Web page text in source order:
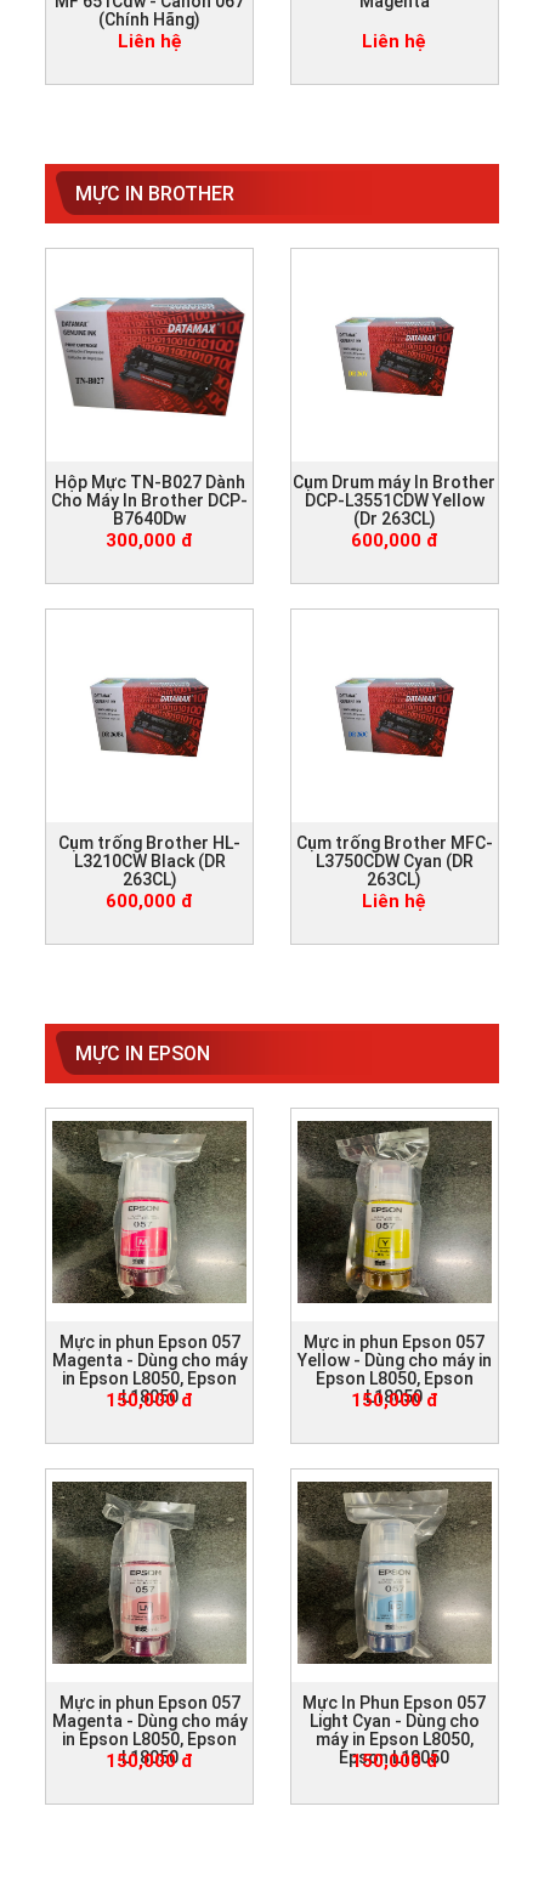
(Chính Hãng)
Liên hệ Liên hệ
MỰC IN BROTHER
Hộp Mực TN-B027 Dành
Cho Máy In Brother DCP-
B7640Dw
300,000 đ
Cụm Drum máy In Brother
DCP-L3551CDW Yellow
(Dr 263CL)
600,000 đ
Cụm trống Brother HL-
L3210CW Black (DR
263CL)
600,000 đ
Cụm trống Brother MFC-
L3750CDW Cyan (DR
263CL)
Liên hệ
MỰC IN EPSON
Mực in phun Epson 057
Magenta - Dùng cho máy
in Epson L8050, Epson
L18050
150,000 đ
Mực in phun Epson 057
Yellow - Dùng cho máy in
Epson L8050, Epson
L18050
150,000 đ
Mực in phun Epson 057
Magenta - Dùng cho máy
in Epson L8050, Epson
L18050
150,000 đ
Mực In Phun Epson 057
Light Cyan - Dùng cho
máy in Epson L8050,
Epson L18050
150,000 đ